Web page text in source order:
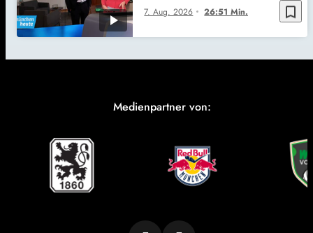
bookmark_border
7. Aug. 2026 26:51 Min.
Medienpartner von: